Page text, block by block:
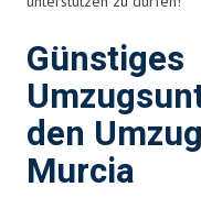
Günstiges
den
Murcia